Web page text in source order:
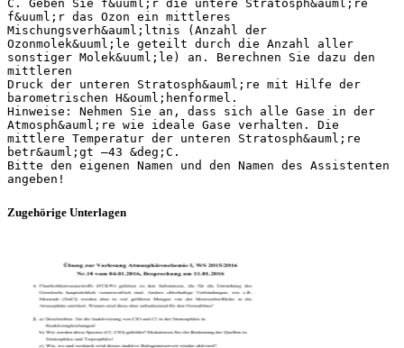
C. Geben Sie f&uuml;r die untere Stratosph&auml;re
f&uuml;r das Ozon ein mittleres
Mischungsverh&auml;ltnis (Anzahl der
Ozonmolek&uuml;le geteilt durch die Anzahl aller
sonstiger Molek&uuml;le) an. Berechnen Sie dazu den
mittleren
Druck der unteren Stratosph&auml;re mit Hilfe der
barometrischen H&ouml;henformel.
Hinweise: Nehmen Sie an, dass sich alle Gase in der
Atmosph&auml;re wie ideale Gase verhalten. Die
mittlere Temperatur der unteren Stratosph&auml;re
betr&auml;gt –43 &deg;C.
Bitte den eigenen Namen und den Namen des Assistenten
Zugehörige Unterlagen